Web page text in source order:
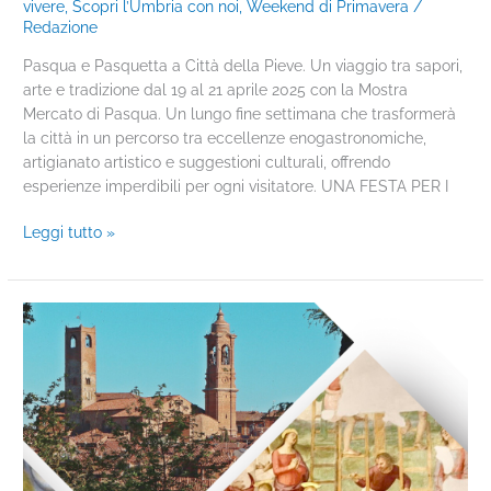
vivere ,Scopri l’Umbria con noi ,Weekend di Primavera /
Redazione
Pasqua e Pasquetta a Città della Pieve. Un viaggio tra sapori,
arte e tradizione dal 19 al 21 aprile 2025 con la Mostra
Mercato di Pasqua. Un lungo fine settimana che trasformerà
la città in un percorso tra eccellenze enogastronomiche,
artigianato artistico e suggestioni culturali, offrendo
esperienze imperdibili per ogni visitatore. UNA FESTA PER I
Leggi tutto »
Giubileo
PELLEGRINI
D’ARTE
E
DI
SPERANZA: